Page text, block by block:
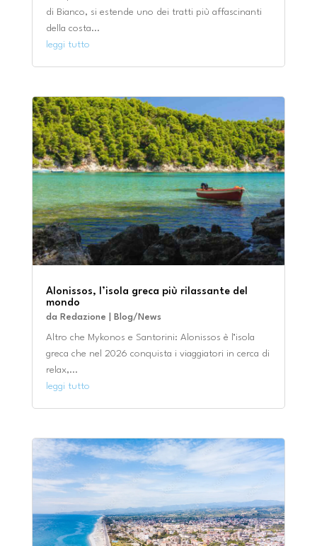
di Bianco, si estende uno dei tratti più affascinanti
della costa...
leggi tutto
Alonissos, l’isola greca più rilassante del
mondo
da Redazione Blog/News
Altro che Mykonos e Santorini: Alonissos è l’isola
greca che nel 2026 conquista i viaggiatori in cerca di
relax,...
leggi tutto